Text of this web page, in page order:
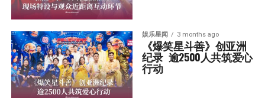
娱乐星闻 3 months ago
《爆笑星斗善》创亚洲
纪录  逾2500人共筑爱心
行动